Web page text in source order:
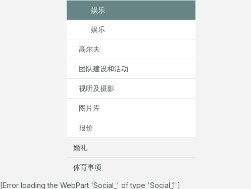
娱乐
娱乐
高尔夫
团队建设和活动
视听及摄影
图片库
报价
婚礼
体育事项
[Error loading the WebPart 'Social_' of type 'Social_1']